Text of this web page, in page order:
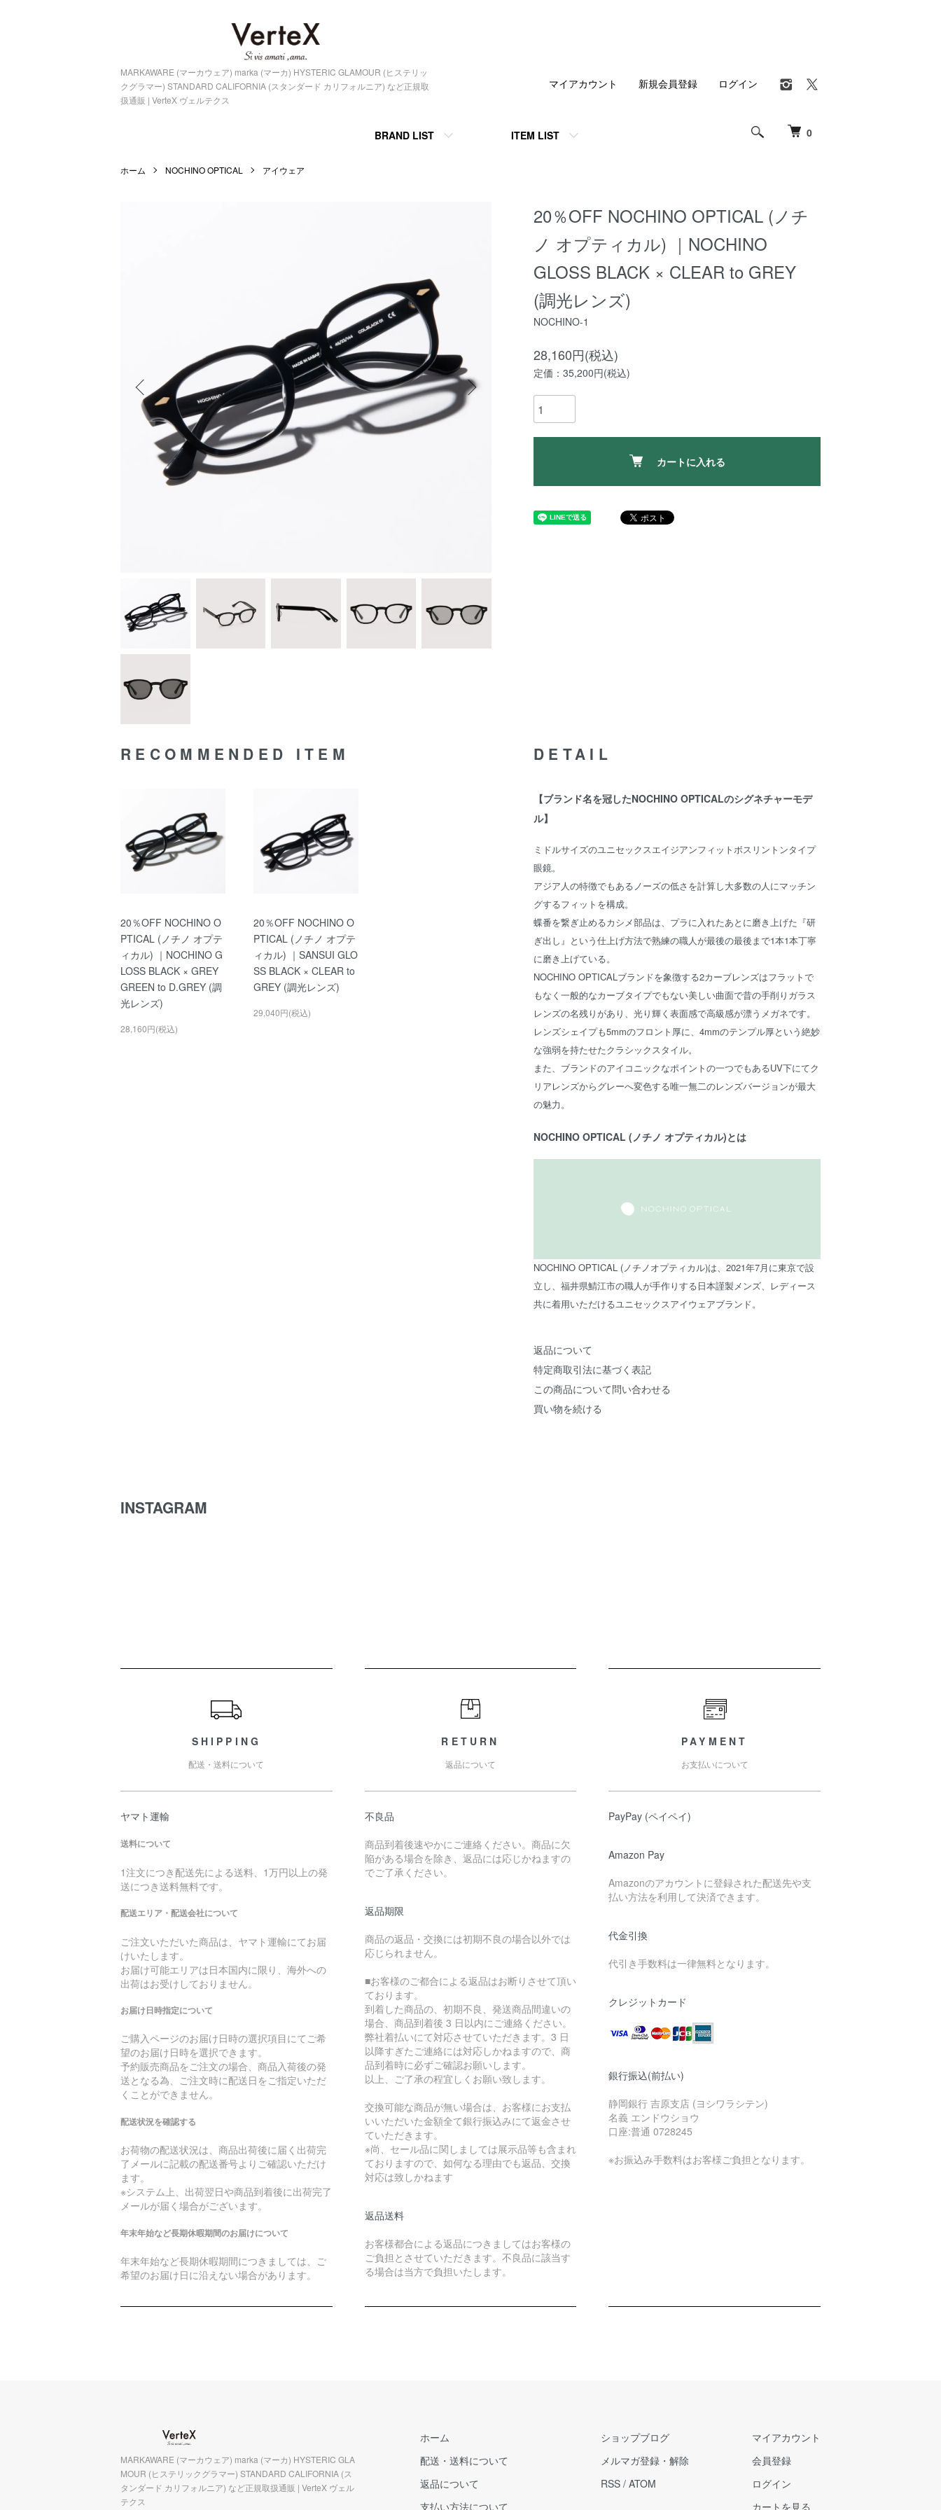
MARKAWARE (マーカウェア) marka (マーカ) HYSTERIC GLAMOUR (ヒステリッ
クグラマー) STANDARD CALIFORNIA (スタンダード カリフォルニア) など正規取
扱通販 | VerteX ヴェルテクス
0
BRAND LIST ITEM LIST
マイアカウント 新規会員登録 ログイン
ホーム NOCHINO OPTICAL アイウェア
20％OFF NOCHINO OPTICAL (ノチ
ノ オプティカル) ｜NOCHINO
GLOSS BLACK × CLEAR to GREY
(調光レンズ)
NOCHINO-1
28,160円(税込)
定価：35,200円(税込)
カートに入れる
DETAIL
【ブランド名を冠したNOCHINO OPTICALのシグネチャーモデ
ル】
ミドルサイズのユニセックスエイジアンフィットボスリントンタイプ
眼鏡。
アジア人の特徴でもあるノーズの低さを計算し大多数の人にマッチン
グするフィットを構成。
蝶番を繋ぎ止めるカシメ部品は、プラに入れたあとに磨き上げた『研
ぎ出し』という仕上げ方法で熟練の職人が最後の最後まで1本1本丁寧
に磨き上げている。
NOCHINO OPTICALブランドを象徴する2カーブレンズはフラットで
もなく一般的なカーブタイプでもない美しい曲面で昔の手削りガラス
レンズの名残りがあり、光り輝く表面感で高級感が漂うメガネです。
レンズシェイプも5mmのフロント厚に、4mmのテンプル厚という絶妙
な強弱を持たせたクラシックスタイル。
また、ブランドのアイコニックなポイントの一つでもあるUV下にてク
リアレンズからグレーへ変色する唯一無二のレンズバージョンが最大
の魅力。
NOCHINO OPTICAL (ノチノ オプティカル)とは
NOCHINO OPTICAL (ノチノオプティカル)は、2021年7月に東京で設
立し、福井県鯖江市の職人が手作りする日本謹製メンズ、レディース
共に着用いただけるユニセックスアイウェアブランド。
返品について
特定商取引法に基づく表記
この商品について問い合わせる
買い物を続ける
RECOMMENDED ITEM
20％OFF NOCHINO O
PTICAL (ノチノ オプテ
ィカル) ｜NOCHINO G
LOSS BLACK × GREY
GREEN to D.GREY (調
光レンズ)
28,160円(税込)
20％OFF NOCHINO O
PTICAL (ノチノ オプテ
ィカル) ｜SANSUI GLO
SS BLACK × CLEAR to
GREY (調光レンズ)
29,040円(税込)
INSTAGRAM
SHIPPING
配送・送料について
ヤマト運輸
送料について
1注文につき配送先による送料、1万円以上の発
送につき送料無料です。
配送エリア・配送会社について
ご注文いただいた商品は、ヤマト運輸にてお届
けいたします。
お届け可能エリアは日本国内に限り、海外への
出荷はお受けしておりません。
お届け日時指定について
ご購入ページのお届け日時の選択項目にてご希
望のお届け日時を選択できます。
予約販売商品をご注文の場合、商品入荷後の発
送となる為、ご注文時に配送日をご指定いただ
くことができません。
配送状況を確認する
お荷物の配送状況は、商品出荷後に届く出荷完
了メールに記載の配送番号よりご確認いただけ
ます。
※システム上、出荷翌日や商品到着後に出荷完了
メールが届く場合がございます。
年末年始など長期休暇期間のお届けについて
年末年始など長期休暇期間につきましては、ご
希望のお届け日に沿えない場合があります。
RETURN
返品について
不良品
商品到着後速やかにご連絡ください。商品に欠
陥がある場合を除き、返品には応じかねますの
でご了承ください。
返品期限
商品の返品・交換には初期不良の場合以外では
応じられません。
■お客様のご都合による返品はお断りさせて頂い
ております。
到着した商品の、初期不良、発送商品間違いの
場合、商品到着後 3 日以内にご連絡ください。
弊社着払いにて対応させていただきます。3 日
以降すぎたご連絡には対応しかねますので、商
品到着時に必ずご確認お願いします。
以上、ご了承の程宜しくお願い致します。
交換可能な商品が無い場合は、お客様にお支払
いいただいた金額全て銀行振込みにて返金させ
ていただきます。
※尚、セール品に関しましては展示品等も含まれ
ておりますので、如何なる理由でも返品、交換
対応は致しかねます
返品送料
お客様都合による返品につきましてはお客様の
ご負担とさせていただきます。不良品に該当す
る場合は当方で負担いたします。
PAYMENT
お支払いについて
PayPay (ペイペイ)
Amazon Pay
Amazonのアカウントに登録された配送先や支
払い方法を利用して決済できます。
代金引換
代引き手数料は一律無料となります。
クレジットカード
銀行振込(前払い)
静岡銀行 吉原支店 (ヨシワラシテン)
名義 エンドウショウ
口座:普通 0728245
※お振込み手数料はお客様ご負担となります。
MARKAWARE (マーカウェア) marka (マーカ) HYSTERIC GLA
MOUR (ヒステリックグラマー) STANDARD CALIFORNIA (ス
タンダード カリフォルニア) など正規取扱通販 | VerteX ヴェル
テクス
ホーム
配送・送料について
返品について
支払い方法について
ショップブログ
メルマガ登録・解除
RSS / ATOM
マイアカウント
会員登録
ログイン
カートを見る